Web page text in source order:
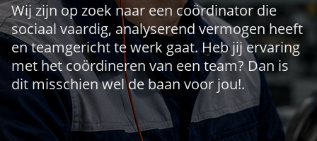
Wij zijn op zoek naar een coördinator die
sociaal vaardig, analyserend vermogen heeft
en teamgericht te werk gaat. Heb jij ervaring
met het coördineren van een team? Dan is
dit misschien wel de baan voor jou!.